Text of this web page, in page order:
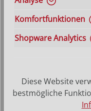
Komfortfunktionen
Shopware Analytics
Diese Website
bestmögliche